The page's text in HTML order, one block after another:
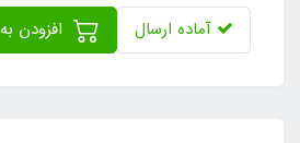
آماده ارسال